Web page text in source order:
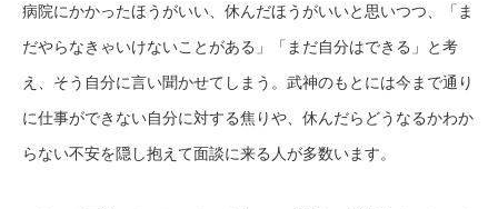
病院にかかったほうがいい、休んだほうがいいと思いつつ、「ま
だやらなきゃいけないことがある」「まだ自分はできる」と考
え、そう自分に言い聞かせてしまう。武神のもとには今まで通り
に仕事ができない自分に対する焦りや、休んだらどうなるかわか
らない不安を隠し抱えて面談に来る人が多数います。